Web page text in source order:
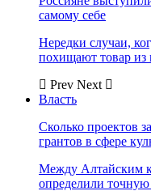
самому себе
Нередки случаи,
похищают товар
Prev Next
Власть
Сколько проектов
грантов в сфере
Между Алтайским
определили